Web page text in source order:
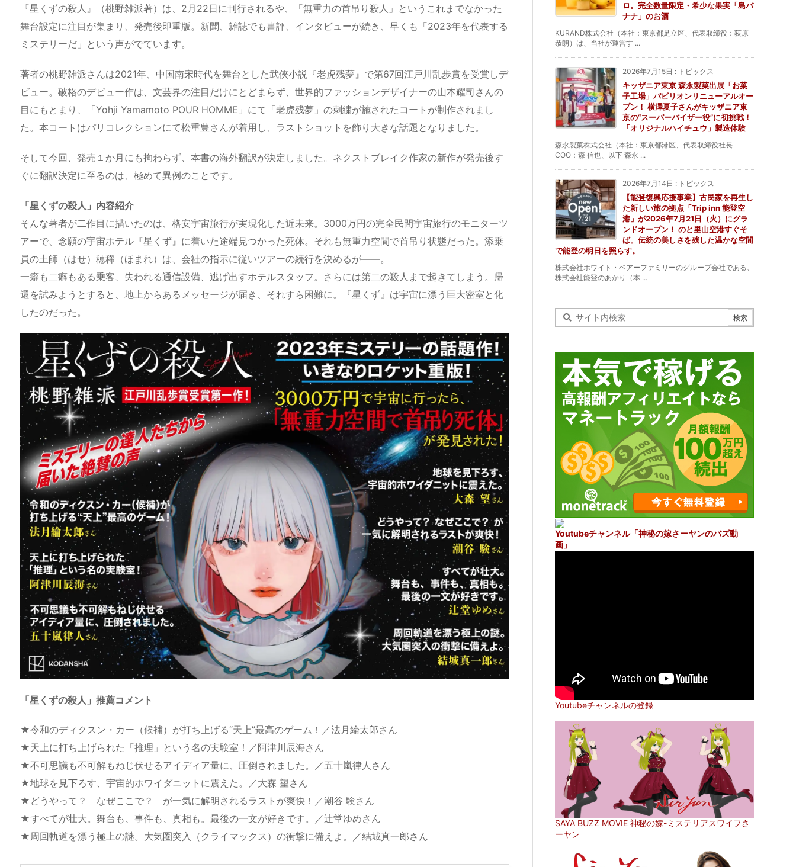
『星くずの殺人』（桃野雑派著）は、2月22日に刊行されるや、「無重力の首吊り殺人」というこれまでなかった
舞台設定に注目が集まり、発売後即重版。新聞、雑誌でも書評、インタビューが続き、早くも「2023年を代表する
ミステリーだ」という声がでています。
著者の桃野雑派さんは2021年、中国南宋時代を舞台とした武俠小説『老虎残夢』で第67回江戸川乱歩賞を受賞しデ
ビュー。破格のデビュー作は、文芸界の注目だけにとどまらず、世界的ファッションデザイナーの山本耀司さんの
目にもとまり、「Yohji Yamamoto POUR HOMME」にて「老虎残夢」の刺繍が施されたコートが制作されまし
た。本コートはパリコレクションにて松重豊さんが着用し、ラストショットを飾り大きな話題となりました。
そして今回、発売１か月にも拘わらず、本書の海外翻訳が決定しました。ネクストブレイク作家の新作が発売後す
ぐに翻訳決定に至るのは、極めて異例のことです。
「星くずの殺人」内容紹介
そんな著者が二作目に描いたのは、格安宇宙旅行が実現化した近未来。3000万円の完全民間宇宙旅行のモニターツ
アーで、念願の宇宙ホテル『星くず』に着いた途端見つかった死体。それも無重力空間で首吊り状態だった。添乗
員の土師（はせ）穂稀（ほまれ）は、会社の指示に従いツアーの続行を決めるが――。
一癖も二癖もある乗客、失われる通信設備、逃げ出すホテルスタッフ。さらには第二の殺人まで起きてしまう。帰
還を試みようとすると、地上からあるメッセージが届き、それすら困難に。『星くず』は宇宙に漂う巨大密室と化
したのだった。
「星くずの殺人」推薦コメント
★令和のディクスン・カー（候補）が打ち上げる“天上”最高のゲーム！／法月綸太郎さん
★天上に打ち上げられた「推理」という名の実験室！／阿津川辰海さん
★不可思議も不可解もねじ伏せるアイディア量に、圧倒されました。／五十嵐律人さん
★地球を見下ろす、宇宙的ホワイダニットに震えた。／大森 望さん
★どうやって？ なぜここで？ が一気に解明されるラストが爽快！／潮谷 験さん
★すべてが壮大。舞台も、事件も、真相も。最後の一文が好きです。／辻堂ゆめさん
★周回軌道を漂う極上の謎。大気圏突入（クライマックス）の衝撃に備えよ。／結城真一郎さん
ロ。完全数量限定・希少な果実「島バ
ナナ」のお酒
KURAND株式会社（本社：東京都足立区、代表取締役：荻原
恭朗）は、当社が運営す ...
2026年7月15日 : トピックス
キッザニア東京 森永製菓出展「お菓
子工場」パビリオンリニューアルオー
プン！ 横澤夏子さんがキッザニア東
京の“スーパーバイザー役”に初挑戦！
「オリジナルハイチュウ」製造体験
森永製菓株式会社（本社：東京都港区、代表取締役社長
COO：森 信也、以下 森永 ...
2026年7月14日 : トピックス
【能登復興応援事業】古民家を再生し
た新しい旅の拠点「Trip inn 能登空
港」が2026年7月21日（火）にグラ
ンドオープン！ のと里山空港すぐそ
ば。伝統の美しさを残した温かな空間
で能登の明日を照らす。
株式会社ホワイト・ベアーファミリーのグループ会社である、
株式会社能登のあかり（本 ...
Youtubeチャンネル「神秘の嫁さーヤンのバズ動
画」
Youtubeチャンネルの登録
SAYA BUZZ MOVIE 神秘の嫁-ミステリアスワイフさ
ーヤン